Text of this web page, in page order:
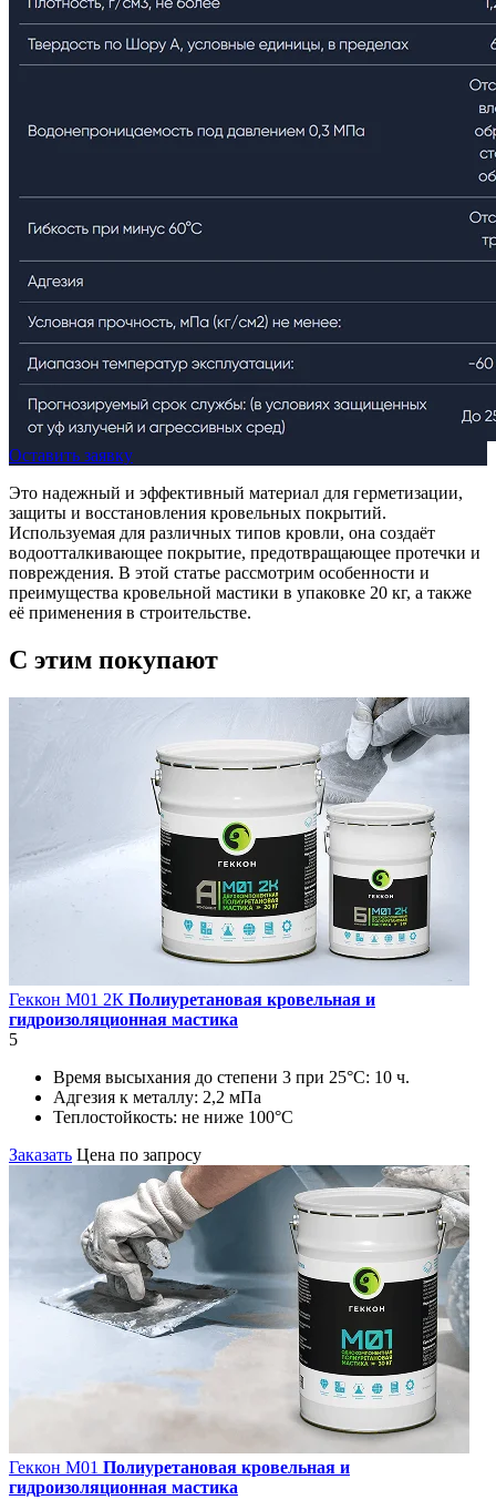
Оставить заявку
Это надежный и эффективный материал для герметизации,
защиты и восстановления кровельных покрытий.
Используемая для различных типов кровли, она создаёт
водоотталкивающее покрытие, предотвращающее протечки и
повреждения. В этой статье рассмотрим особенности и
преимущества кровельной мастики в упаковке 20 кг, а также
её применения в строительстве.
C этим покупают
Геккон М01 2К Полиуретановая кровельная и
гидроизоляционная мастика
5
Время высыхания до степени 3 при 25°С: 10 ч.
Адгезия к металлу: 2,2 мПа
Теплостойкость: не ниже 100°С
Заказать Цена по запросу
Геккон М01 Полиуретановая кровельная и
гидроизоляционная мастика